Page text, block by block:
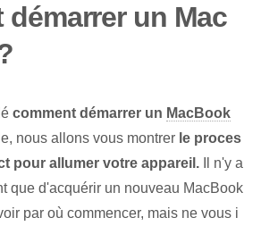
démarrer un Mac
comment démarrer un MacBook
nous allons vous montrer le proces
pour allumer votre appareil. Il n'y a
que d'acquérir un nouveau MacBook
par où commencer, mais ne vous i